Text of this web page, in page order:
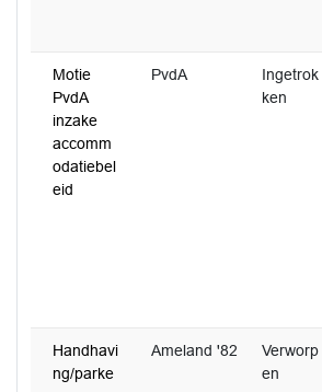
Motie
PvdA
inzake
accomm
odatiebel
eid
PvdA
Ingetrok
ken
Handhavi
ng/parke
Ameland '82
Verworp
en